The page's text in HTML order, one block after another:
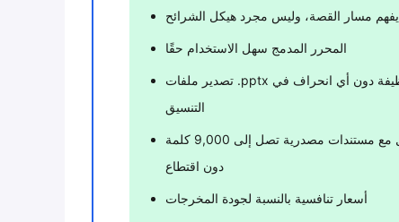
يفهم مسار القصة، وليس مجرد هيكل الشرائح
المحرر المدمج سهل الاستخدام حقًا
تصدير ملفات .pptx نظيفة دون أي انحراف في
التنسيق
يتعامل مع مستندات مصدرية تصل إلى 9,000 كلمة
دون اقتطاع
أسعار تنافسية بالنسبة لجودة المخرجات